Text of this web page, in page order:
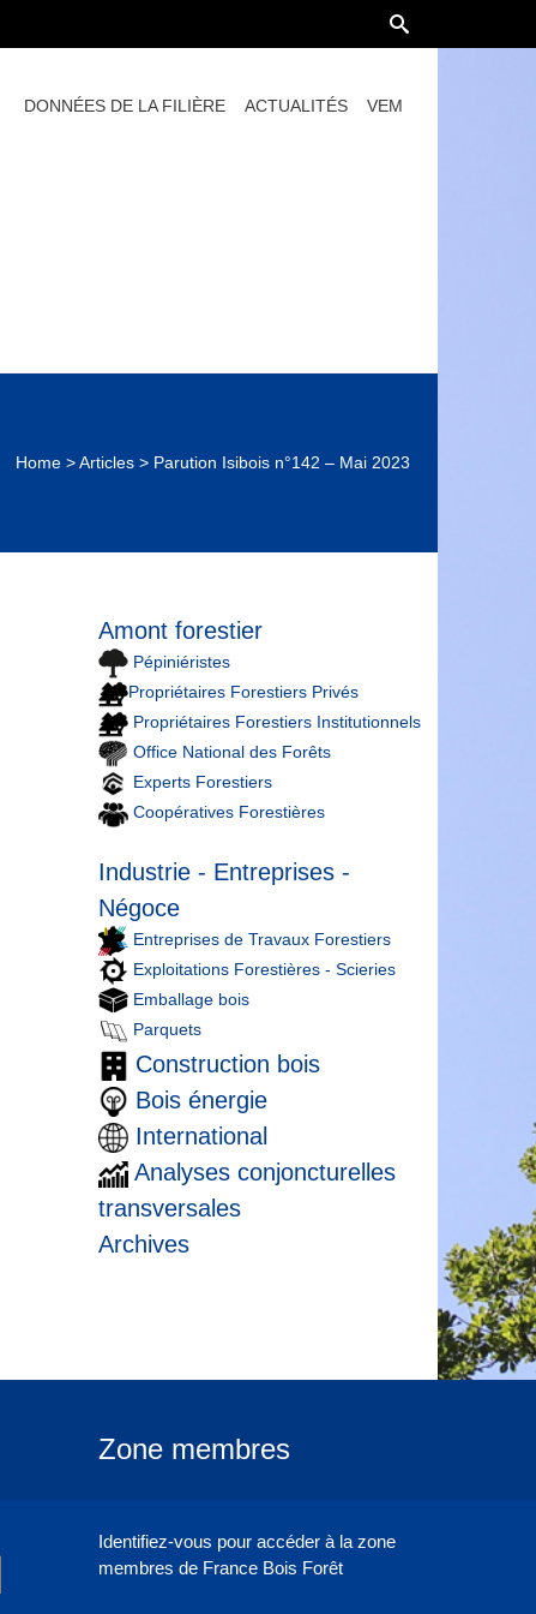
DONNÉES DE LA FILIÈRE ACTUALITÉS VEM
Home>Articles> Parution Isibois n°142 – Mai 2023
Amont forestier
Pépiniéristes
Propriétaires Forestiers Privés
Propriétaires Forestiers Institutionnels
Office National des Forêts
Experts Forestiers
Coopératives Forestières
Industrie - Entreprises -
Négoce
Entreprises de Travaux Forestiers
Exploitations Forestières - Scieries
Emballage bois
Parquets
Construction bois
Bois énergie
International
Analyses conjoncturelles
transversales
Archives
Zone membres
Identifiez-vous pour accéder à la zone
membres de France Bois Forêt